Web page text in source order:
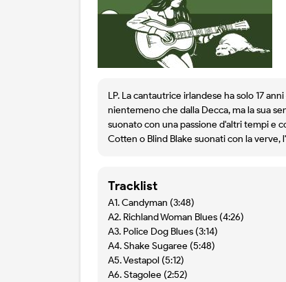
LP. La cantautrice irlandese ha solo 17
nientemeno che dalla Decca, ma la sua
suonato con una passione d'altri tempi e
Cotten o Blind Blake suonati con la
Tracklist
A1. Candyman (3:48)
A2. Richland Woman Blues (4:26)
A3. Police Dog Blues (3:14)
A4. Shake Sugaree (5:48)
A5. Vestapol (5:12)
A6. Stagolee (2:52)